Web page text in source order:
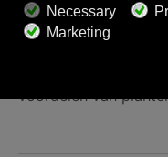
Calathea. Treed
planten.
voordelen van